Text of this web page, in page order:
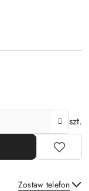
szt.
Zostaw telefon